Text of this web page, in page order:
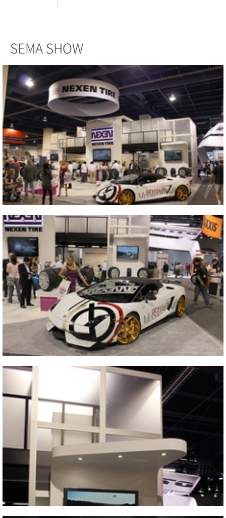
SEMA SHOW
Blisko
2013 SEMA SHOW